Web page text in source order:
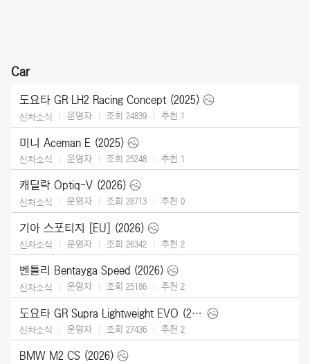
Car
도요타 GR LH2 Racing Concept (2025)
신차소식 운영자 조회 24839 추천 1
미니 Aceman E (2025)
신차소식 운영자 조회 25248 추천 1
캐딜락 Optiq-V (2026)
신차소식 운영자 조회 28713 추천 0
기아 스포티지 [EU] (2026)
신차소식 운영자 조회 26342 추천 2
벤틀리 Bentayga Speed (2026)
신차소식 운영자 조회 25186 추천 2
도요타 GR Supra Lightweight EVO (2026)
신차소식 운영자 조회 27436 추천 2
BMW M2 CS (2026)